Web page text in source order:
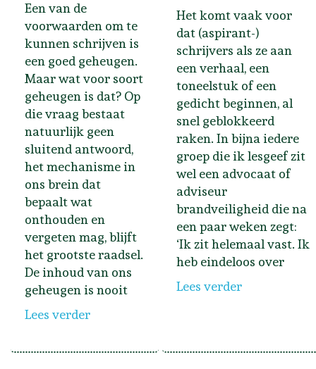
Een van de
voorwaarden om te
kunnen schrijven is
een goed geheugen.
Maar wat voor soort
geheugen is dat? Op
die vraag bestaat
natuurlijk geen
sluitend antwoord,
het mechanisme in
ons brein dat
bepaalt wat
onthouden en
vergeten mag, blijft
het grootste raadsel.
De inhoud van ons
geheugen is nooit
Lees verder
Het komt vaak voor
dat (aspirant-)
schrijvers als ze aan
een verhaal, een
toneelstuk of een
gedicht beginnen, al
snel geblokkeerd
raken. In bijna iedere
groep die ik lesgeef zit
wel een advocaat of
adviseur
brandveiligheid die na
een paar weken zegt:
‘Ik zit helemaal vast. Ik
heb eindeloos over
Lees verder